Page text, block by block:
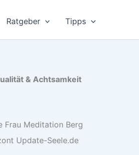
Ratgeber Tipps
& Achtsamkeit